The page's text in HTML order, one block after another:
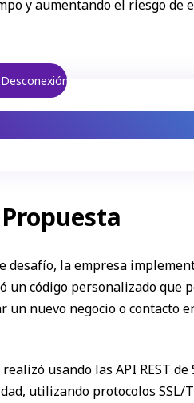
y aumentando el riesgo de
desafío, la empresa
un código personalizado
un nuevo negocio o contacto
usando las API REST
utilizando protocolos SSL/